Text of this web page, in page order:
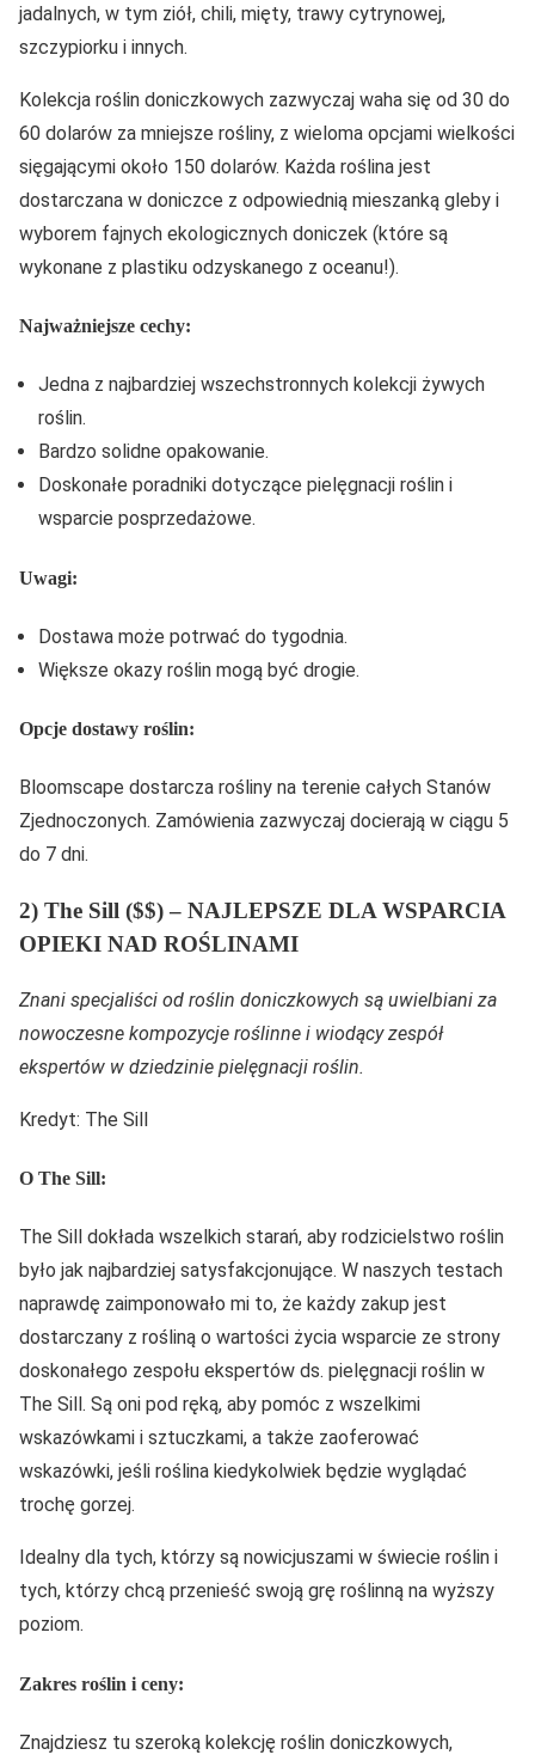
jadalnych, w tym ziół, chili, mięty, trawy cytrynowej,
szczypiorku i innych.
Kolekcja roślin doniczkowych zazwyczaj waha się od 30 do
60 dolarów za mniejsze rośliny, z wieloma opcjami wielkości
sięgającymi około 150 dolarów. Każda roślina jest
dostarczana w doniczce z odpowiednią mieszanką gleby i
wyborem fajnych ekologicznych doniczek (które są
wykonane z plastiku odzyskanego z oceanu!).
Najważniejsze cechy:
Jedna z najbardziej wszechstronnych kolekcji żywych
roślin.
Bardzo solidne opakowanie.
Doskonałe poradniki dotyczące pielęgnacji roślin i
wsparcie posprzedażowe.
Uwagi:
Dostawa może potrwać do tygodnia.
Większe okazy roślin mogą być drogie.
Opcje dostawy roślin:
Bloomscape dostarcza rośliny na terenie całych Stanów
Zjednoczonych. Zamówienia zazwyczaj docierają w ciągu 5
do 7 dni.
2) The Sill ($$) – NAJLEPSZE DLA WSPARCIA
OPIEKI NAD ROŚLINAMI
Znani specjaliści od roślin doniczkowych są uwielbiani za
nowoczesne kompozycje roślinne i wiodący zespół
ekspertów w dziedzinie pielęgnacji roślin.
Kredyt: The Sill
O The Sill:
The Sill dokłada wszelkich starań, aby rodzicielstwo roślin
było jak najbardziej satysfakcjonujące. W naszych testach
naprawdę zaimponowało mi to, że każdy zakup jest
dostarczany z rośliną o wartości życia wsparcie ze strony
doskonałego zespołu ekspertów ds. pielęgnacji roślin w
The Sill. Są oni pod ręką, aby pomóc z wszelkimi
wskazówkami i sztuczkami, a także zaoferować
wskazówki, jeśli roślina kiedykolwiek będzie wyglądać
trochę gorzej.
Idealny dla tych, którzy są nowicjuszami w świecie roślin i
tych, którzy chcą przenieść swoją grę roślinną na wyższy
poziom.
Zakres roślin i ceny:
Znajdziesz tu szeroką kolekcję roślin doniczkowych,